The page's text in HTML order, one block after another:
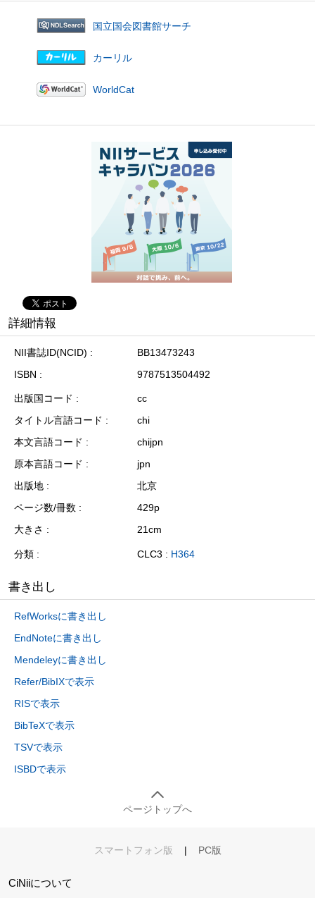
国立国会図書館サーチ
カーリル
WorldCat
詳細情報
NII書誌ID(NCID)
BB13473243
ISBN
9787513504492
出版国コード
cc
タイトル言語コード
chi
本文言語コード
chijpn
原本言語コード
jpn
出版地
北京
ページ数/冊数
429p
大きさ
21cm
分類 CLC3 : H364
書き出し
RefWorksに書き出し
EndNoteに書き出し
Mendeleyに書き出し
Refer/BibIXで表示
RISで表示
BibTeXで表示
TSVで表示
ISBDで表示
ページトップへ
スマートフォン版 | PC版
CiNiiについて